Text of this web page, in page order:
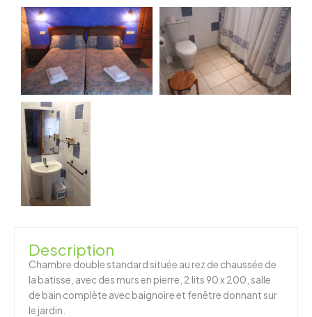
Description
Chambre double standard située au rez de chaussée de
la batisse, avec des murs en pierre, 2 lits 90 x 200, salle
de bain complète avec baignoire et fenêtre donnant sur
le jardin.